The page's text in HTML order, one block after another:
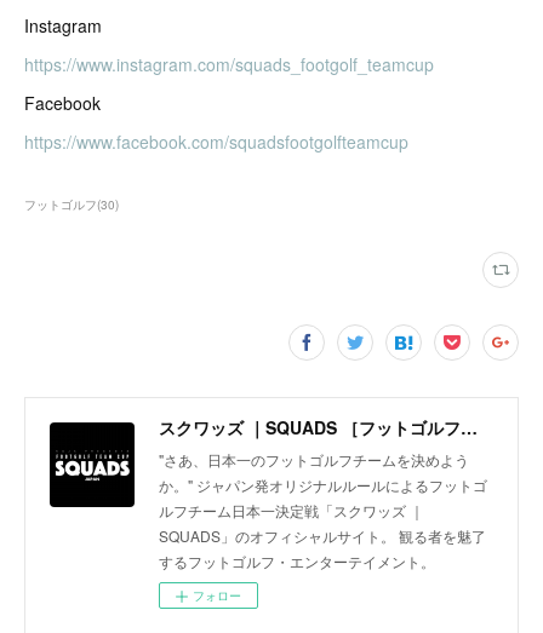
Instagram
https://www.instagram.com/squads_footgolf_teamcup
Facebook
https://www.facebook.com/squadsfootgolfteamcup
フットゴルフ(30)
スクワッズ ｜SQUADS ［フットゴルフ・チームカップ FOOTGOLF TEAM CUP］〜フットゴルフチーム日本一決定戦〜
"さあ、日本一のフットゴルフチームを決めよう
か。" ジャパン発オリジナルルールによるフットゴ
ルフチーム日本一決定戦「スクワッズ ｜
SQUADS」のオフィシャルサイト。 観る者を魅了
するフットゴルフ・エンターテイメント。
フォロー